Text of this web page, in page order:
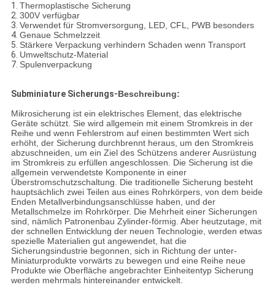
1. Thermoplastische Sicherung
2. 300V verfügbar
3. Verwendet für Stromversorgung, LED, CFL, PWB besonders
4. Genaue Schmelzzeit
5. Stärkere Verpackung verhindern Schaden wenn Transport
6. Umweltschutz-Material
7. Spulenverpackung
Subminiature Sicherungs-Beschreibung:
Mikrosicherung ist ein elektrisches Element, das elektrische
Geräte schützt. Sie wird allgemein mit einem Stromkreis in der
Reihe und wenn Fehlerstrom auf einen bestimmten Wert sich
erhöht, der Sicherung durchbrennt heraus, um den Stromkreis
abzuschneiden, um ein Ziel des Schützens anderer Ausrüstung
im Stromkreis zu erfüllen angeschlossen. Die Sicherung ist die
allgemein verwendetste Komponente in einer
Überstromschutzschaltung. Die traditionelle Sicherung besteht
hauptsächlich zwei Teilen aus eines Rohrkörpers, von dem beide
Enden Metallverbindungsanschlüsse haben, und der
Metallschmelze im Rohrkörper. Die Mehrheit einer Sicherungen
sind, nämlich Patronenbau Zylinder-förmig. Aber heutzutage, mit
der schnellen Entwicklung der neuen Technologie, werden etwas
spezielle Materialien gut angewendet, hat die
Sicherungsindustrie begonnen, sich in Richtung der unter-
Miniaturprodukte vorwärts zu bewegen und eine Reihe neue
Produkte wie Oberfläche angebrachter Einheitentyp Sicherung
werden mehrmals hintereinander entwickelt.